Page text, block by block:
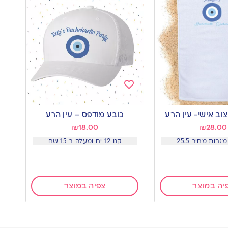
אישי- עין הרע
₪28.00
במוצר
Add
wishlist
כובע מודפס – עין הרע
₪18.00
קנו 12 יח ומעלה ב 15 שח
צפיה במוצר